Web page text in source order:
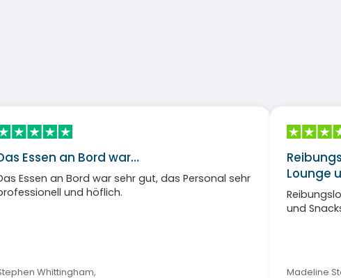
Essen an Bord war…
Essen an Bord war sehr gut, das Personal sehr
und höflich.
Stephen Whittingham,
Lounge
und
Madeline